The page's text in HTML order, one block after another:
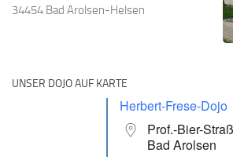
34454 Bad Arolsen-Helsen
UNSER DOJO AUF KARTE
Herbert-Frese-Dojo
Prof.-Bier-
Bad Arolsen